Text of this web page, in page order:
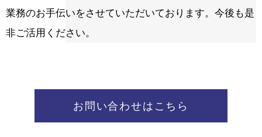
業務のお手伝いをさせていただいております。今後も是
非ご活用ください。
お問い合わせはこちら